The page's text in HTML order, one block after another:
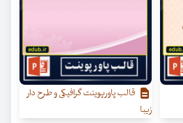
قالب پاورپوینت گرافیکی و طرح دار
زیبا